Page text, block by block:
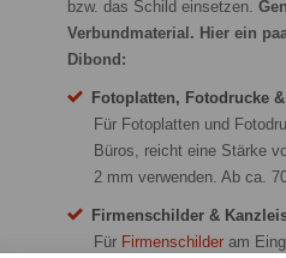
bzw. das Schild einsetzen.
Verbundmaterial. Hier ein
Dibond:
Fotoplatten, Fotodrucke
Für Fotoplatten und
Büros, reicht eine Stärke
2 mm verwenden. Ab ca.
Firmenschilder &
Für Firmenschilder am